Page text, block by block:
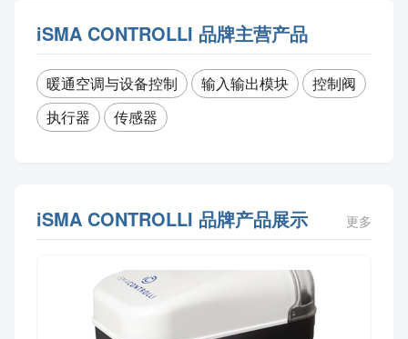
iSMA CONTROLLI 品牌主营产品
暖通空调与设备控制 输入输出模块
控制阀
执行器
传感器
iSMA CONTROLLI 品牌产品展示 更多